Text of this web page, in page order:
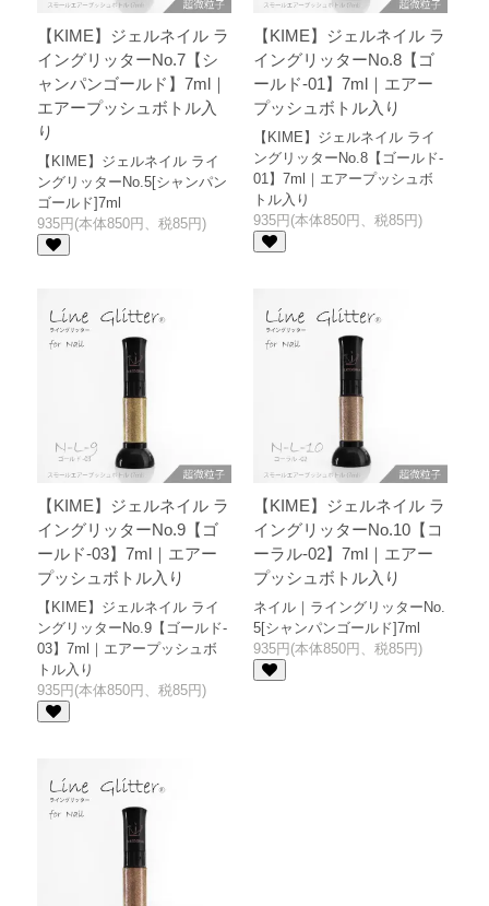
【KIME】ジェルネイル ラ
イングリッターNo.7【シ
ャンパンゴールド】7ml｜
エアープッシュボトル入
り
【KIME】ジェルネイル ライ
ングリッターNo.5[シャンパン
ゴールド]7ml
935円(本体850円、税85円)
【KIME】ジェルネイル ラ
イングリッターNo.8【ゴ
ールド-01】7ml｜エアー
プッシュボトル入り
【KIME】ジェルネイル ライ
ングリッターNo.8【ゴールド-
01】7ml｜エアープッシュボ
トル入り
935円(本体850円、税85円)
【KIME】ジェルネイル ラ
イングリッターNo.9【ゴ
ールド-03】7ml｜エアー
プッシュボトル入り
【KIME】ジェルネイル ライ
ングリッターNo.9【ゴールド-
03】7ml｜エアープッシュボ
トル入り
935円(本体850円、税85円)
【KIME】ジェルネイル ラ
イングリッターNo.10【コ
ーラル-02】7ml｜エアー
プッシュボトル入り
ネイル｜ライングリッターNo.
5[シャンパンゴールド]7ml
935円(本体850円、税85円)